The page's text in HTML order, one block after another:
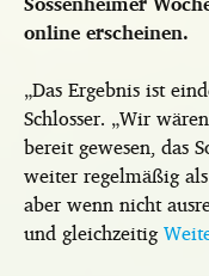
online erscheinen.
„Das Ergebnis ist
Schlosser. „Wir
bereit gewesen, das
weiter regelmäßig
aber wenn nicht
und gleichzeitig